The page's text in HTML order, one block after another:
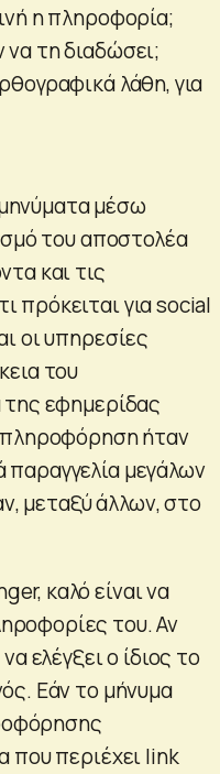
η πληροφορία;
τη διαδώσει;
λάθη, για
μέσω
του αποστολέα
και τις
πρόκειται για social
οι υπηρεσίες
του
της εφημερίδας
ήταν
παραγγελία μεγάλων
μεταξύ άλλων, στο
καλό είναι να
του. Αν
ελέγξει ο ίδιος το
Εάν το μήνυμα
που περιέχει link